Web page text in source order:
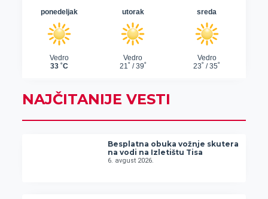
NAJČITANIJE VESTI
Besplatna obuka vožnje skutera
na vodi na Izletištu Tisa
6. avgust 2026.